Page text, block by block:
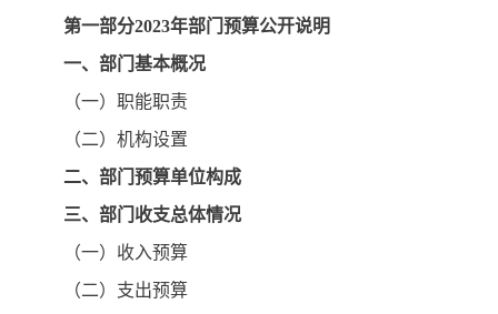
第一部分2023年部门预算公开说明
一、部门基本概况
（一）职能职责
（二）机构设置
二、部门预算单位构成
三、部门收支总体情况
（一）收入预算
（二）支出预算